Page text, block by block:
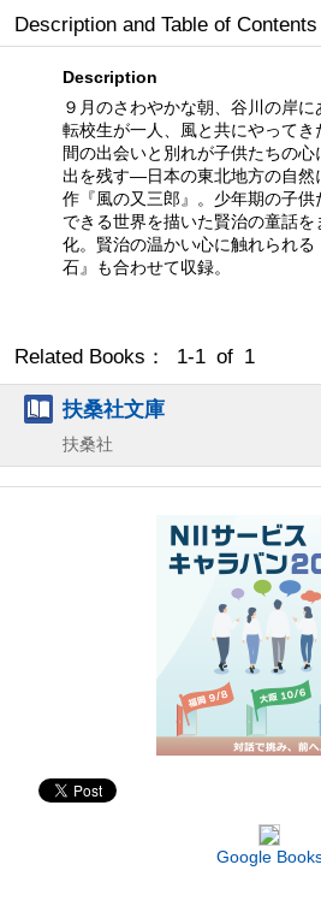
Description and Table of Contents
Description
９月のさわやかな朝、谷川の岸
転校生が一人、風と共にやって
間の出会いと別れが子供たちの
出を残す―日本の東北地方の自然
作『風の又三郎』。少年期の子
できる世界を描いた賢治の童話
化。賢治の温かい心に触れられる
石』も合わせて収録。
Related Books： 1-1 of 1
扶桑社文庫
扶桑社
Google